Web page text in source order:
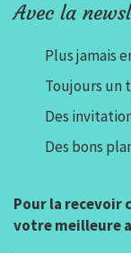
Avec la
Plus jamais
Toujours un
Des
Des bons
Pour la recevoir
votre meilleure